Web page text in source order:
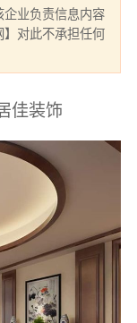
企业负责信息内容
】对此不承担任何
佳装饰